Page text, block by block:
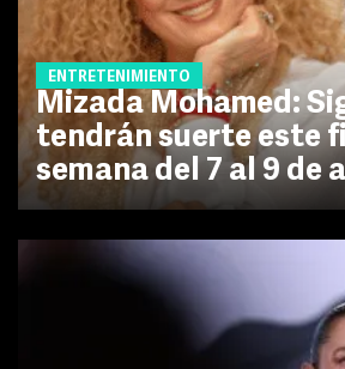
ENTRETENIMIENTO
Mizada Mohamed:
tendrán suerte este
semana del 7 al 9 de